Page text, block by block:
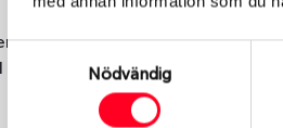
Samtyckesval
Nödvändig
dina nya däck eller fälgar hos
anger du datum